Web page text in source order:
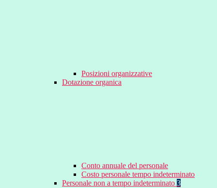
Posizioni organizzative
Dotazione organica
Conto annuale del personale
Costo personale tempo indeterminato
Personale non a tempo indeterminato 3